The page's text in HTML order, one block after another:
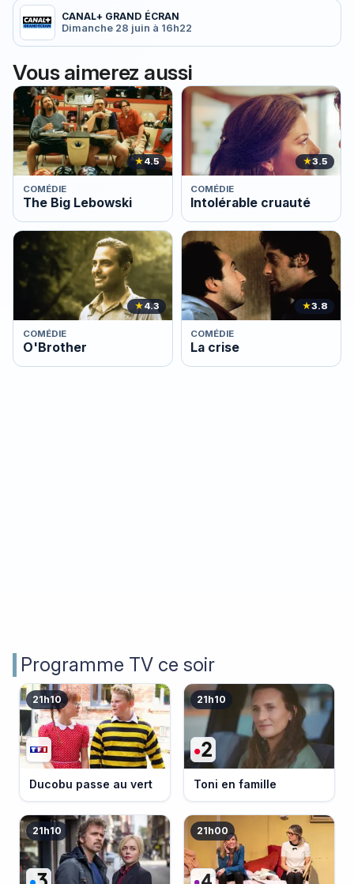
CANAL+ GRAND ÉCRAN
Dimanche 28 juin à 16h22
Vous aimerez aussi
★4.5
COMÉDIE
The Big Lebowski
★3.5
COMÉDIE
Intolérable cruauté
★4.3
COMÉDIE
O'Brother
★3.8
COMÉDIE
La crise
Programme TV ce soir
21h10
Ducobu passe au vert
21h10
Toni en famille
21h10 21h00